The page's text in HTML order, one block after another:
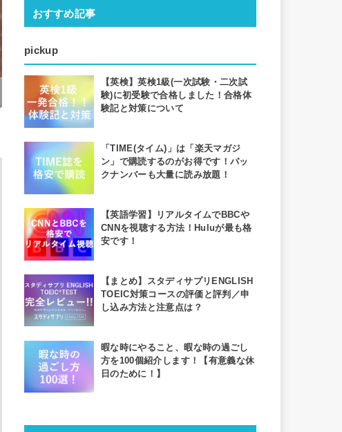
おすすめ記事
pickup
【英検】英検1級(一次試験・二次試
験)に初受験で合格しました！合格体
験記と対策について
「TIME(タイム)」は「楽天マガジ
ン」で購読するのがお得です！バッ
クナンバーも大量に読み放題！
【英語学習】リアルタイムでBBCや
CNNを視聴する方法！Huluが最も格
安です！
【まとめ】スタディサプリENGLISH
TOEIC対策コースの評価と評判／申
し込み方法と注意点は？
暇な時にやること、暇な時の過ごし
方を100個紹介します！【有意義な休
日のために！】